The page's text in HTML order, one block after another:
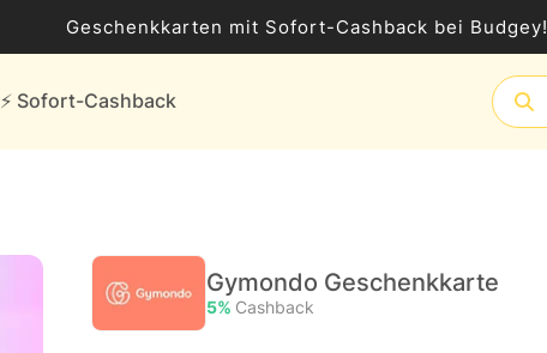
Geschenkkarten mit Sofort-Cashback bei Budgey!
⚡️ Sofort-Cashback
Gymondo Geschenkkarte
5% Cashback